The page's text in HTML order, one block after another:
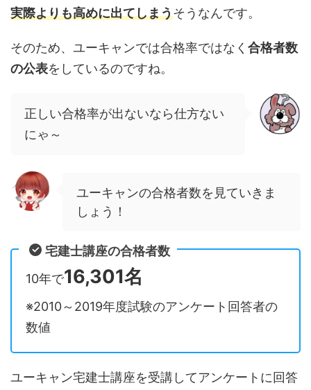
実際よりも高めに出てしまうそうなんです。
そのため、ユーキャンでは合格率ではなく 合格者数
の公表をしているのですね。
正しい合格率が出ないなら仕方ない
にゃ～
ユーキャンの合格者数を見ていきま
しょう！
宅建士講座の合格者数
10年で16,301名
※2010～2019年度試験のアンケート回答者の
数値
ユーキャン宅建士講座を受講してアンケートに回答